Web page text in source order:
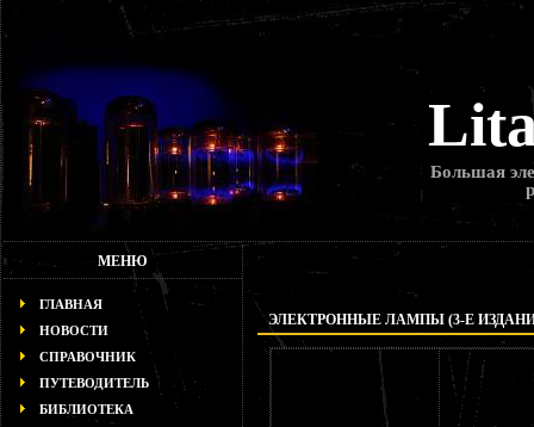
Большая
МЕНЮ
ГЛАВНАЯ
НОВОСТИ
СПРАВОЧНИК
ПУТЕВОДИТЕЛЬ
БИБЛИОТЕКА
ЭЛЕКТРОННЫЕ ЛАМПЫ (3-Е